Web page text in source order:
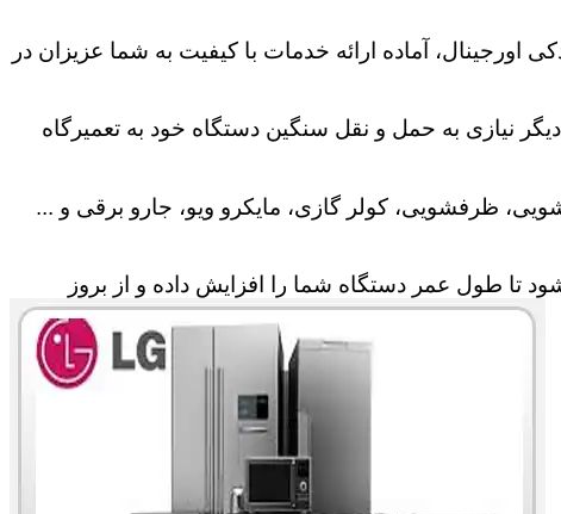
آماده ارائه خدمات با کیفیت به شما عزیزان در
نیازی به حمل و نقل سنگین دستگاه خود به تعمیرگاه
ظرفشویی، کولر گازی، مایکرو ویو، جارو برقی و ...
تا طول عمر دستگاه شما را افزایش داده و از بروز